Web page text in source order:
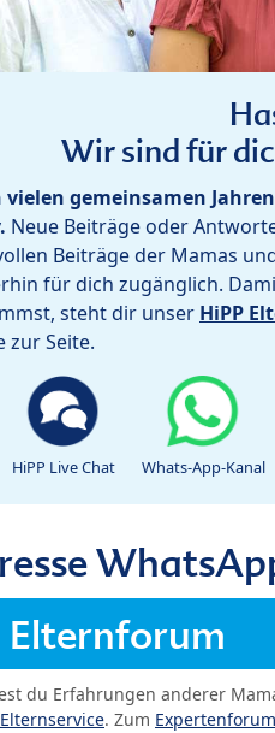
Wir sind für
vielen gemeinsamen
Neue Beiträge oder
Beiträge der Mamas
für dich zugänglich.
steht dir unser HiPP
zur Seite.
HiPP Live Chat Whats-App-Kanal
Elternforum
du Erfahrungen anderer
Elternservice. Zum Expertenforum